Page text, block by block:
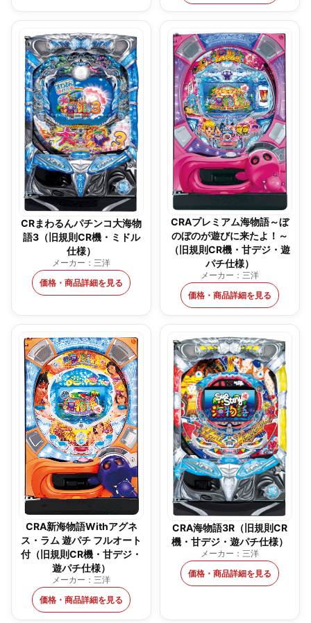
CRまわるんパチンコ大海物
語3（旧規則CR機・ミドル
仕様）
メーカー：三洋
価格・商品詳細を見る
CRAプレミアム海物語～ぼ
のぼのが遊びに来たよ！～
（旧規則CR機・甘デジ・遊
パチ仕様）
メーカー：三洋
価格・商品詳細を見る
CRA新海物語Withアグネ
ス・ラム 遊パチ フルオート
付（旧規則CR機・甘デジ・
遊パチ仕様）
メーカー：三洋
価格・商品詳細を見る
CRA海物語3R（旧規則CR
機・甘デジ・遊パチ仕様）
メーカー：三洋
価格・商品詳細を見る